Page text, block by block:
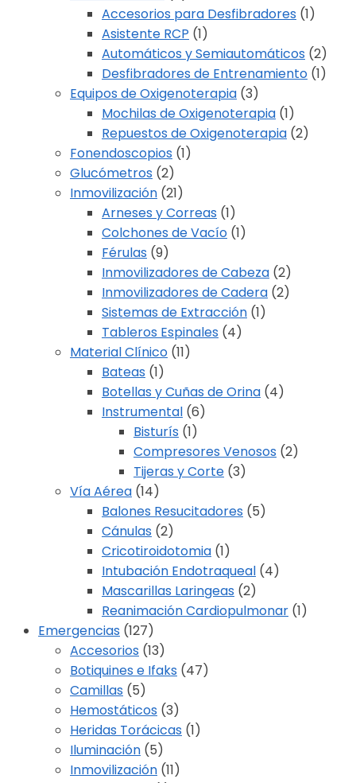
Accesorios para Desfibradores (1)
Asistente RCP (1)
Automáticos y Semiautomáticos (2)
Desfibradores de Entrenamiento (1)
Equipos de Oxigenoterapia (3)
Mochilas de Oxigenoterapia (1)
Repuestos de Oxigenoterapia (2)
Fonendoscopios (1)
Glucómetros (2)
Inmovilización (21)
Arneses y Correas (1)
Colchones de Vacío (1)
Férulas (9)
Inmovilizadores de Cabeza (2)
Inmovilizadores de Cadera (2)
Sistemas de Extracción (1)
Tableros Espinales (4)
Material Clínico (11)
Bateas (1)
Botellas y Cuñas de Orina (4)
Instrumental (6)
Bisturís (1)
Compresores Venosos (2)
Tijeras y Corte (3)
Vía Aérea (14)
Balones Resucitadores (5)
Cánulas (2)
Cricotiroidotomia (1)
Intubación Endotraqueal (4)
Mascarillas Laringeas (2)
Reanimación Cardiopulmonar (1)
Emergencias (127)
Accesorios (13)
Botiquines e Ifaks (47)
Camillas (5)
Hemostáticos (3)
Heridas Torácicas (1)
Iluminación (5)
Inmovilización (11)